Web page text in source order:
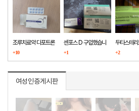
조루치료약 다포트론
구매했습니다
+10
센포스 D 구입했습니
다
+1
두타스테
+2
여성인증게시판